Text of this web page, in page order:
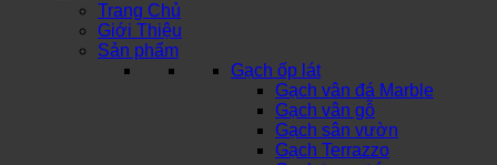
Trang Chủ
Giới Thiệu
Sản phẩm
Gạch ốp lát
Gạch vân đá Marble
Gạch vân gỗ
Gạch sân vườn
Gạch Terrazzo